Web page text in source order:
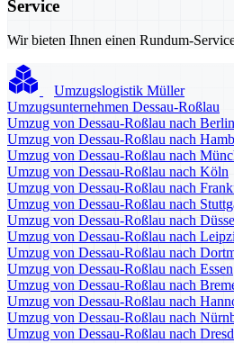
Service
Wir bieten Ihnen einen Rundum-
Umzugslogistik Müller
Umzugsunternehmen Dessau-Roßlau
Umzug von Dessau-Roßlau nach Berlin
Umzug von Dessau-Roßlau nach
Umzug von Dessau-Roßlau nach
Umzug von Dessau-Roßlau nach Köln
Umzug von Dessau-Roßlau nach
Umzug von Dessau-Roßlau nach
Umzug von Dessau-Roßlau nach
Umzug von Dessau-Roßlau nach
Umzug von Dessau-Roßlau nach
Umzug von Dessau-Roßlau nach Essen
Umzug von Dessau-Roßlau nach
Umzug von Dessau-Roßlau nach
Umzug von Dessau-Roßlau nach
Umzug von Dessau-Roßlau nach